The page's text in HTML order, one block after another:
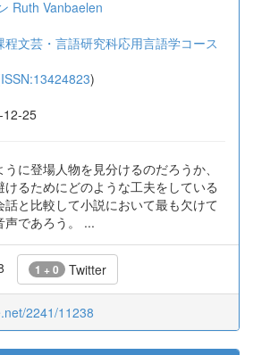
Ruth Vanbaelen
文芸・言語研究科応用言語学コース
ISSN:13424823)
12-25
に登場人物を見分けるのだろうか、
るためにどのような工夫をしている
と比較して小説において最も欠けて
声であろう。 ...
1 + 0 Twitter
2241/11238